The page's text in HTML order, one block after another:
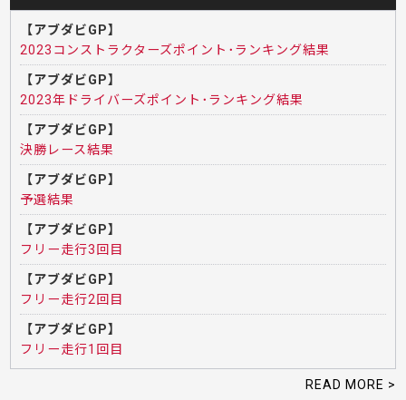
【アブダビGP】
2023コンストラクターズポイント･ランキング結果
【アブダビGP】
2023年ドライバーズポイント･ランキング結果
【アブダビGP】
決勝レース結果
【アブダビGP】
予選結果
【アブダビGP】
フリー走行3回目
【アブダビGP】
フリー走行2回目
【アブダビGP】
フリー走行1回目
READ MORE >